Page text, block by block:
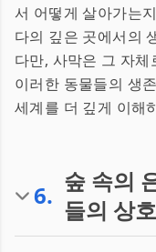
서 어떻게 살아가는
다의 깊은 곳에서의
다만, 사막은 그 자
이러한 동물들의 생
세계를 더 깊게 이해
6. 숲 속의
들의 상